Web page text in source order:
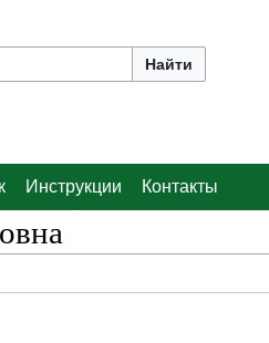
Найти
Инструкции Контакты